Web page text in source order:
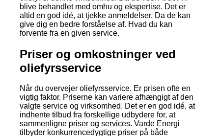
blive behandlet med omhu og ekspertise. Det er
altid en god idé, at tjekke anmeldelser. Da de kan
give dig en bedre forståelse af. Hvad du kan
forvente fra en given service.
Priser og omkostninger ved
oliefyrsservice
Når du overvejer oliefyrsservice. Er prisen ofte en
vigtig faktor. Priserne kan variere afhængigt af den
valgte service og virksomhed. Det er en god idé, at
indhente tilbud fra forskellige udbydere for, at
sammenligne priser og services. Varde Energi
tilbyder konkurrencedygtige priser på både